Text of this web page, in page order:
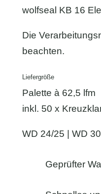
wolfseal KB 16
Die
beachten.
Liefergröße
Palette à 62,5 lfm
inkl. 50 x
WD 24/25 | WD 30
Geprüfter